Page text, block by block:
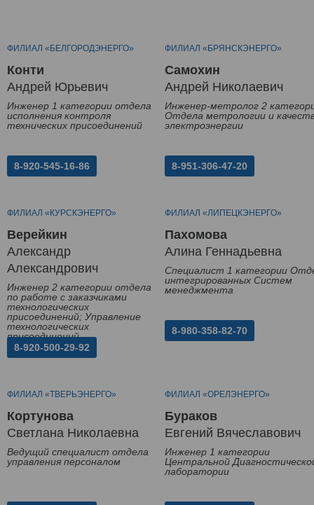
ФИЛИАЛ «БЕЛГОРОДЭНЕРГО»
Конти
Андрей Юрьевич
Инженер 1 категории отдела
исполнения контроля
технических присоединений
8-920-545-16-86
ФИЛИАЛ «БРЯНСКЭНЕРГО»
Самохин
Андрей Николаевич
Инженер-метролог 2
Отдела метрологии и
электроэнергии
8-951-306-47-20
ФИЛИАЛ «КУРСКЭНЕРГО»
Верейкин
Александр
Александрович
Инженер 2 категории отдела
по работе с заказчиками
технологических
присоединений; Управление
технологических
присоединений
8-920-500-29-92
ФИЛИАЛ «ЛИПЕЦКЭНЕРГО»
Пахомова
Алина Геннадьевна
Специалист 1 категории
интегрированных Систем
менеджмента
8-980-358-82-70
ФИЛИАЛ «ТВЕРЬЭНЕРГО»
Кортунова
Светлана Николаевна
Ведущий специалист отдела
управления персоналом
ФИЛИАЛ «ОРЕЛЭНЕРГО»
Бураков
Евгений Вячеславович
Инженер 1 категории
Центральной
лаборатории